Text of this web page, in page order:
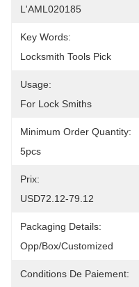
L'AML020185
Key Words:
Locksmith Tools Pick
Usage:
For Lock Smiths
Minimum Order Quantity:
5pcs
Prix:
USD72.12-79.12
Packaging Details:
Opp/Box/Customized
Conditions De Paiement: